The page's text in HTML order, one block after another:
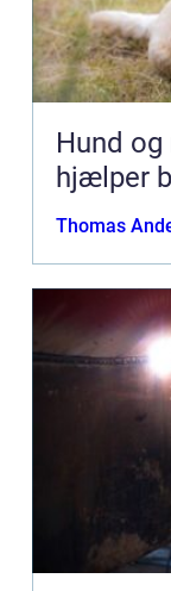
Hund
hjælper
Thomas